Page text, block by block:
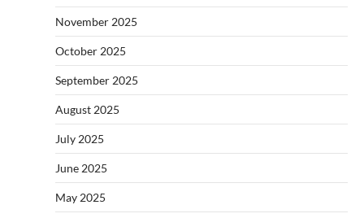
November 2025
October 2025
September 2025
August 2025
July 2025
June 2025
May 2025